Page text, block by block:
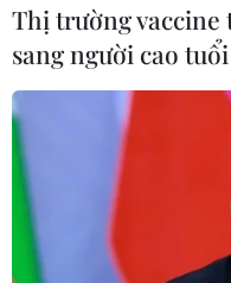
Tập đoàn
Thị trường vaccine
sang người cao tuổi